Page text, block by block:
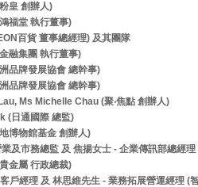
皇 創辦人)
福堂 執行董事)
百貨 董事總經理) 及其團隊
融集團 執行董事)
品牌發展協會 總幹事)
品牌發展協會 總幹事)
Ms Michelle Chau (聚‧焦點 創辦人)
(日通國際 總監)
博物館基金 創辦人)
及市務總監 及 焦揚女士 - 企業傳訊部總經
金屬 行政總裁)
戶經理 及 林思維先生 - 業務拓展營運經理 (